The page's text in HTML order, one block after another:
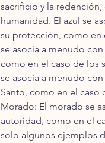
sacrificio y la
humanidad. El azul se
su protección, como en
se asocia a menudo
como en el caso de los
se asocia a menudo
Santo, como en el
Morado: El morado se
autoridad, como en el
solo algunos ejemplos